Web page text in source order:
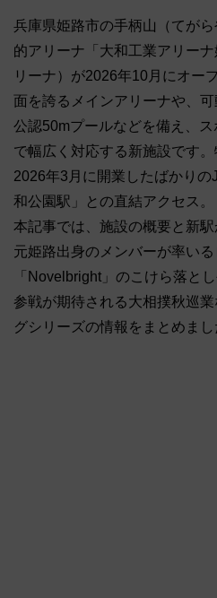
兵庫県姫路市の手柄山（てが
的アリーナ「大和工業アリー
リーナ）が2026年10月にオー
面を誇るメインアリーナや、
公認50mプールなどを備え、
で幅広く対応する新施設です。
2026年3月に開業したばかり
和公園駅」との直結アクセス。
本記事では、施設の概要と新
元姫路出身のメンバーが率い
「Novelbright」のこけら落と
参戦が期待される大相撲秋巡
グシリーズの情報をまとめまし